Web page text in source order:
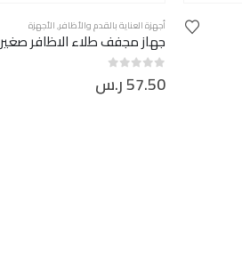
أجهزة العناية بالقدم والأظافر,الأجهزة
جهاز مجفف طلاء الاظافر صغير BS-9103
57.50ر.س